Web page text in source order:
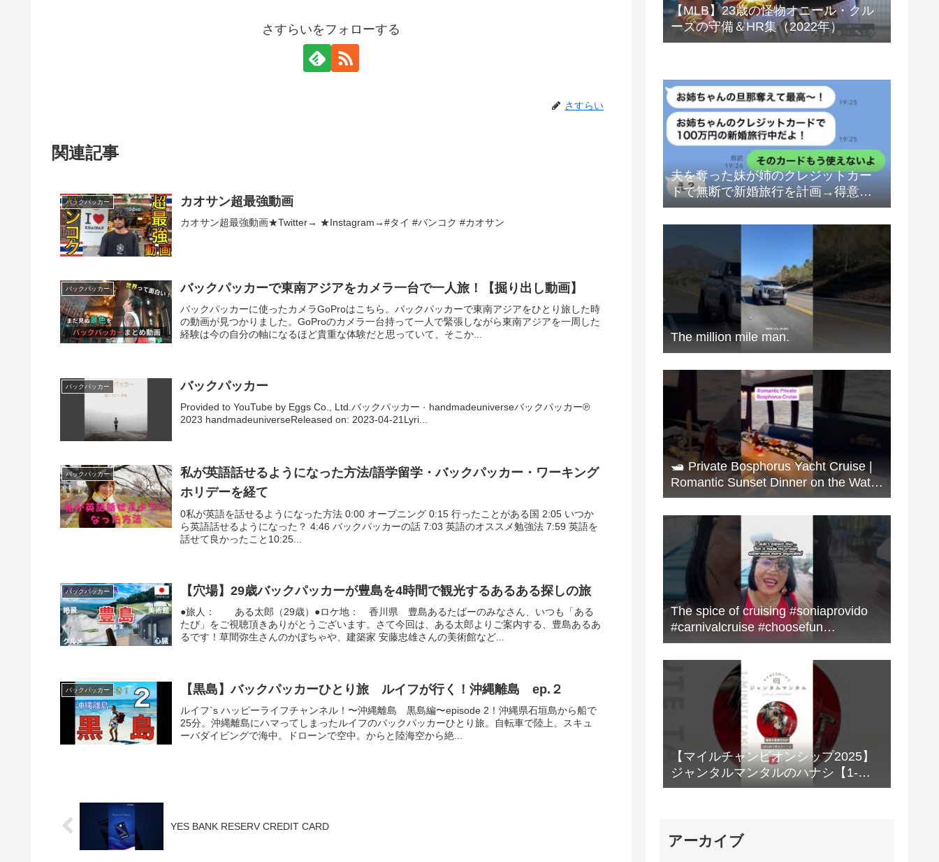
さすらいをフォローする
さすらい
関連記事
バックパッカー カオサン超最強動画
カオサン超最強動画★Twitter→ ★Instagram→#タイ #バンコク #カオサン
バックパッカー バックパッカーで東南アジアをカメラ一台で一人旅！【掘り出し動画】
バックパッカーに使ったカメラGoProはこちら。バックパッカーで東南アジアをひとり旅した時
の動画が見つかりました。GoProのカメラ一台持って一人で緊張しながら東南アジアを一周した
経験は今の自分の軸になるほど貴重な体験だと思っていて、そこか...
バックパッカー バックパッカー
Provided to YouTube by Eggs Co., Ltd.バックパッカー · handmadeuniverseバックパッカー℗
2023 handmadeuniverseReleased on: 2023-04-21Lyri...
バックパッカー
私が英語話せるようになった方法/語学留学・バックパッカー・ワーキング
ホリデーを経て
0私が英語を話せるようになった方法 0:00 オープニング 0:15 行ったことがある国 2:05 いつか
ら英語話せるようになった？ 4:46 バックパッカーの話 7:03 英語のオススメ勉強法 7:59 英語を
話せて良かったこと10:25...
バックパッカー 【穴場】29歳バックパッカーが豊島を4時間で観光するあるある探しの旅
●旅人： ある太郎（29歳）●ロケ地： 香川県 豊島あるたばーのみなさん、いつも「ある
たび」をご視聴頂きありがとうございます。さて今回は、ある太郎よりご案内する、豊島あるあ
るです！草間弥生さんのかぼちゃや、建築家 安藤忠雄さんの美術館など...
バックパッカー 【黒島】バックパッカーひとり旅 ルイフが行く！沖縄離島 ep.２
ルイフ`s ハッピーライフチャンネル！〜沖縄離島 黒島編〜episode 2！沖縄県石垣島から船で
25分。沖縄離島にハマってしまったルイフのバックパッカーひとり旅。自転車で陸上。スキュ
ーバダイビングで海中。ドローンで空中。からと陸海空から絶...
YES BANK RESERV CREDIT CARD
【MLB】23歳の怪物オニール・クル
ーズの守備＆HR集（2022年）
夫を奪った妹が姉のクレジットカー
ドで無断で新婚旅行を計画→得意げ
な妹に「カードは解約したから」と
伝えた時の反応が…ｗ
The million mile man.
🛥️ Private Bosphorus Yacht Cruise |
Romantic Sunset Dinner on the Water
🇹🇷✨
The spice of cruising #soniaprovido
#carnivalcruise #choosefun
#adventure #cruise #fun
【マイルチャンピオンシップ2025】
ジャンタルマンタルのハナシ【1-
MINUTE】#競馬
アーカイブ